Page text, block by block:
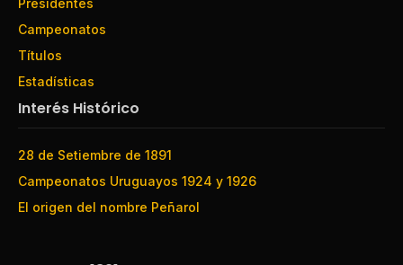
Presidentes
Campeonatos
Títulos
Estadísticas
Interés Histórico
28 de Setiembre de 1891
Campeonatos Uruguayos 1924 y 1926
El origen del nombre Peñarol